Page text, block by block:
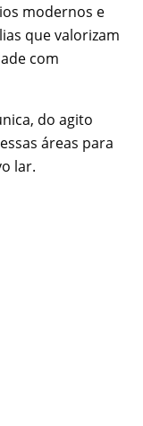
modernos e
que valorizam
com
do agito
áreas para
lar.